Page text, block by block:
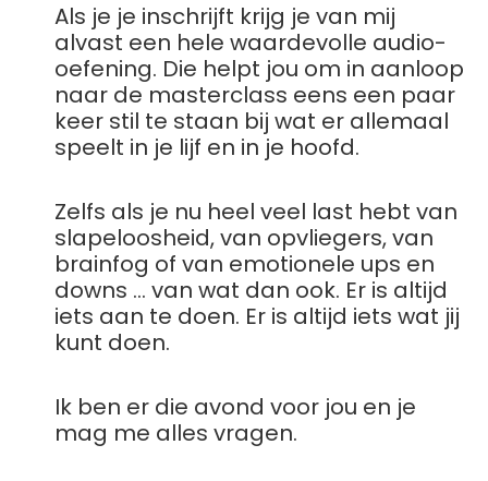
Als je je inschrijft krijg je van mij
alvast een hele waardevolle audio-
oefening. Die helpt jou om in aanloop
naar de masterclass eens een paar
keer stil te staan bij wat er allemaal
speelt in je lijf en in je hoofd.
Zelfs als je nu heel veel last hebt van
slapeloosheid, van opvliegers, van
brainfog of van emotionele ups en
downs … van wat dan ook. Er is altijd
iets aan te doen. Er is altijd iets wat jij
kunt doen.
Ik ben er die avond voor jou en je
mag me alles vragen.